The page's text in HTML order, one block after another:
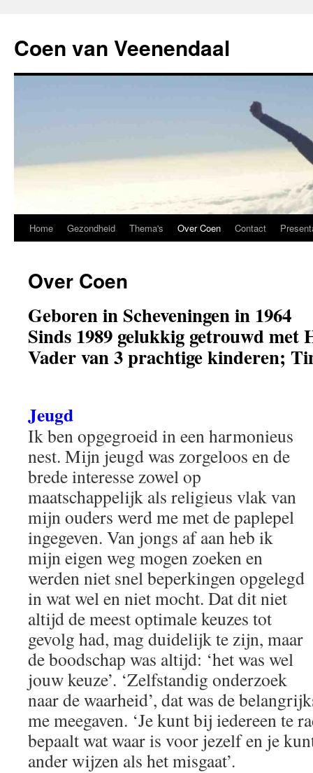
Coen van Veenendaal
Home Gezondheid Thema's Over Coen Contact
Over Coen
Geboren in Scheveningen in 1964
Sinds 1989 gelukkig getrouwd met
Vader van 3 prachtige kinderen;
Jeugd
Ik ben opgegroeid in een harmonieus
nest. Mijn jeugd was zorgeloos en de
brede interesse zowel op
maatschappelijk als religieus vlak van
mijn ouders werd me met de paplepel
ingegeven. Van jongs af aan heb ik
mijn eigen weg mogen zoeken en
werden niet snel beperkingen opgelegd
in wat wel en niet mocht. Dat dit niet
altijd de meest optimale keuzes tot
gevolg had, mag duidelijk te zijn, maar
de boodschap was altijd: ‘het was wel
jouw keuze’. ‘Zelfstandig onderzoek
naar de waarheid’, dat was de
me meegaven. ‘Je kunt bij iedereen te
bepaalt wat waar is voor jezelf en je
ander wijzen als het misgaat’.